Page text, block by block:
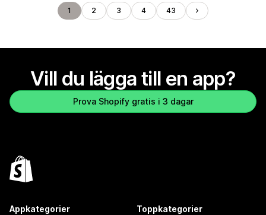
1 2 3 4 43
Vill du lägga till en app?
Prova Shopify gratis i 3 dagar
Appkategorier Toppkategorier